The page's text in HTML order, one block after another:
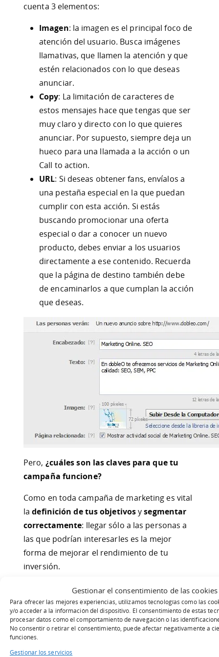
Gestionar el consentimiento de las cookies
Para ofrecer las mejores experiencias, utilizamos tecnologías como las
y/o acceder a la información del dispositivo. El consentimiento de estas
procesar datos como el comportamiento de navegación o las
No consentir o retirar el consentimiento, puede afectar negativamente a
funciones.
Gestionar los servicios
cuenta 3 elementos:
Imagen: la imagen es el principal foco de
atención del usuario. Busca imágenes
llamativas, que llamen la atención y que
estén relacionados con lo que deseas
anunciar.
Copy: La limitación de caracteres de
estos mensajes hace que tengas que ser
muy claro y directo con lo que quieres
anunciar. Por supuesto, siempre deja un
hueco para una llamada a la acción o un
Call to action.
URL: Si deseas obtener fans, envíalos a
una pestaña especial en la que puedan
cumplir con esta acción. Si estás
buscando promocionar una oferta
especial o dar a conocer un nuevo
producto, debes enviar a los usuarios
directamente a ese contenido. Recuerda
que la página de destino también debe
de encaminarlos a que cumplan la acción
que deseas.
Pero, ¿cuáles son las claves para que tu
campaña funcione?
Como en toda campaña de marketing es vital
ladefinición de tus objetivosysegmentar
correctamente: llegar sólo a las personas a
las que podrían interesarles es la mejor
forma de mejorar el rendimiento de tu
inversión.
Otro factor clave a la hora de Otra ventaja de
Facebook es elegirCPMoCPC.Lo ideal es
elegir el CPC, ya que te permite tener mayor
control de tu presupuesto.
Una vez que tus anuncios sean aprobados